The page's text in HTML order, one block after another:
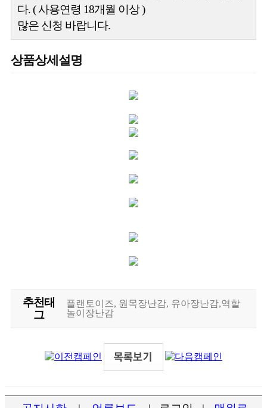
다. ( 사용연령 18개월 이상 )
많은 신청 바랍니다.
상품상세설명
추천태
그
플랜토이즈, 원목장난감, 유아장난감,역할
놀이장난감